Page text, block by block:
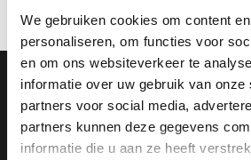
We gebruiken cookies om content
personaliseren, om functies voor
en om ons websiteverkeer te
informatie over uw gebruik van onze
partners voor social media,
partners kunnen deze gegevens
informatie die u aan ze heeft
Pagina 1 van 1
Stay up to date
Abonneer je op onze nieuwsbrief om
blijven.